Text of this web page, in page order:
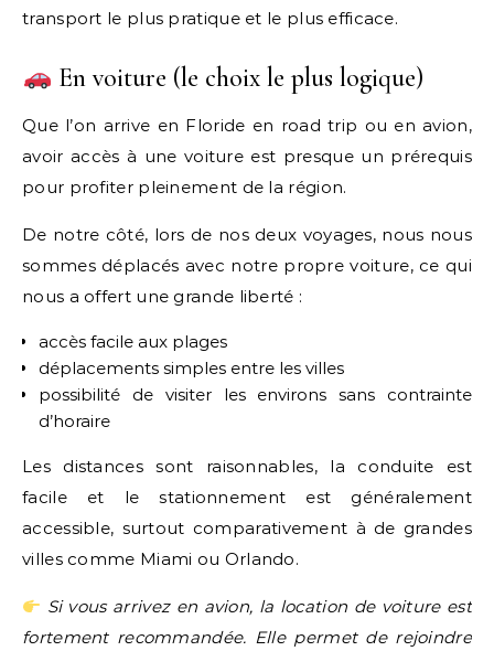
transport le plus pratique et le plus efficace.
En voiture (le choix le plus logique)
Que l’on arrive en Floride en road trip ou en avion,
avoir accès à une voiture est presque un prérequis
pour profiter pleinement de la région.
De notre côté, lors de nos deux voyages, nous nous
sommes déplacés avec notre propre voiture, ce qui
nous a offert une grande liberté :
accès facile aux plages
déplacements simples entre les villes
possibilité de visiter les environs sans contrainte
d’horaire
Les distances sont raisonnables, la conduite est
facile et le stationnement est généralement
accessible, surtout comparativement à de grandes
villes comme Miami ou Orlando.
Si vous arrivez en avion, la location de voiture est
fortement recommandée. Elle permet de rejoindre